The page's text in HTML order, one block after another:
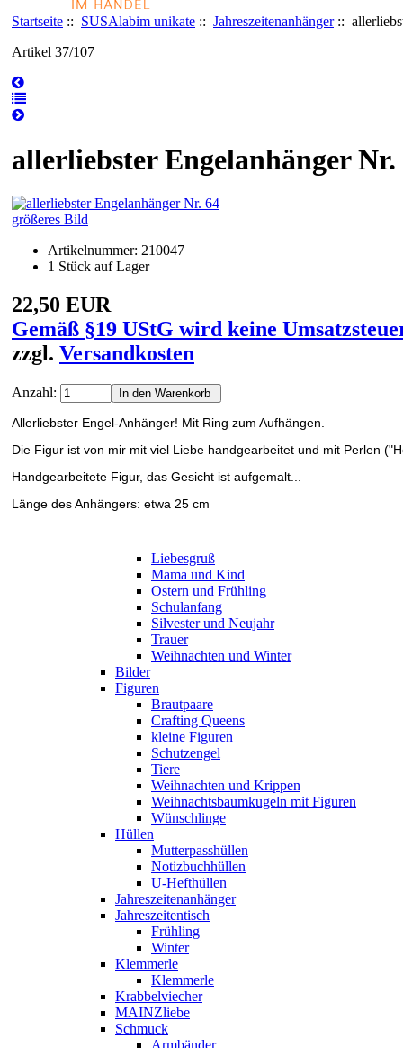
Startseite :: SUSAlabim unikate :: Jahreszeitenanhänger::
Artikel 37/107
allerliebster Engelanhänger Nr.
größeres Bild
Artikelnummer: 210047
1 Stück auf Lager
22,50 EUR
Gemäß §19 UStG wird keine
zzgl. Versandkosten
Anzahl:
Allerliebster Engel-Anhänger! Mit Ring zum Aufhängen.
Die Figur ist von mir mit viel Liebe handgearbeitet und mit Perlen
Handgearbeitete Figur, das Gesicht ist aufgemalt...
Länge des Anhängers: etwa 25 cm
Liebesgruß
Mama und Kind
Ostern und Frühling
Schulanfang
Silvester und Neujahr
Trauer
Weihnachten und Winter
Bilder
Figuren
Brautpaare
Crafting Queens
kleine Figuren
Schutzengel
Tiere
Weihnachten und Krippen
Weihnachtsbaumkugeln mit Figuren
Wünschlinge
Hüllen
Mutterpasshüllen
Notizbuchhüllen
U-Hefthüllen
Jahreszeitenanhänger
Jahreszeitentisch
Frühling
Winter
Klemmerle
Klemmerle
Krabbelviecher
MAINZliebe
Schmuck
Armbänder